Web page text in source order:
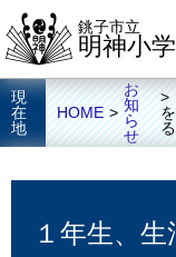
銚子市立
明神小
現
在
地
HOME >
お
知
ら
せ
>
１年生、生